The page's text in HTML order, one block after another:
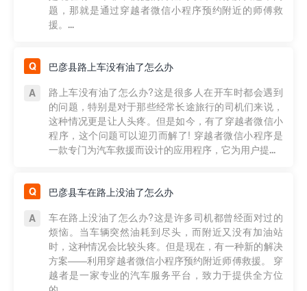
题，那就是通过穿越者微信小程序预约附近的师傅救
援。...
巴彦县路上车没有油了怎么办
路上车没有油了怎么办?这是很多人在开车时都会遇到
的问题，特别是对于那些经常长途旅行的司机们来说，
这种情况更是让人头疼。但是如今，有了穿越者微信小
程序，这个问题可以迎刃而解了! 穿越者微信小程序是
一款专门为汽车救援而设计的应用程序，它为用户提...
巴彦县车在路上没油了怎么办
车在路上没油了怎么办?这是许多司机都曾经面对过的
烦恼。当车辆突然油耗到尽头，而附近又没有加油站
时，这种情况会比较头疼。但是现在，有一种新的解决
方案——利用穿越者微信小程序预约附近师傅救援。 穿
越者是一家专业的汽车服务平台，致力于提供全方位